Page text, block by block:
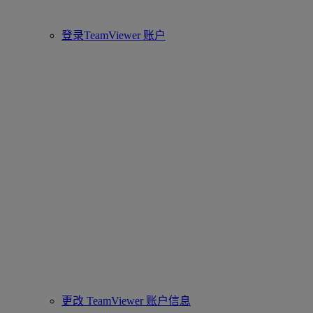
登录TeamViewer 账户
更改 TeamViewer 账户信息